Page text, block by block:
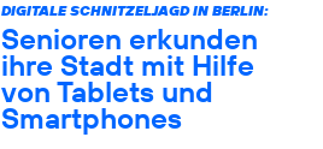
DIGITALE SCHNITZELJAGD IN BERLIN:
Senioren erkunden
ihre Stadt mit Hilfe
von Tablets und
Smartphones